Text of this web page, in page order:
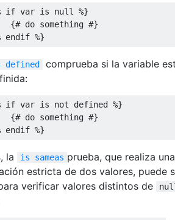
if var is null %}
{# do something #}
endif %}
defined
comprueba si la variable
if var is not defined %}
{# do something #}
endif %}
la is sameas prueba, que realiza una
estricta de dos valores, puede
verificar valores distintos de